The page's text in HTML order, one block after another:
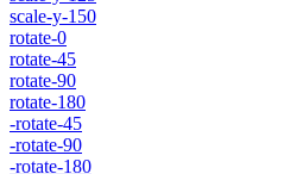
scale-y-150
rotate-0
rotate-45
rotate-90
rotate-180
-rotate-45
-rotate-90
-rotate-180